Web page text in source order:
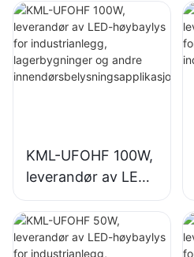
KML-UFOHF 100W,
leverandør av LED-
høybaylys for
industrianlegg,
lagerbygninger og